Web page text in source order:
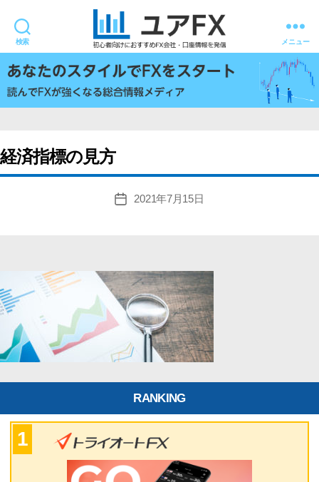
検索
ユ
ア
FX
メニュー
経済指標の見方
投
2021年7月15日
RANKING